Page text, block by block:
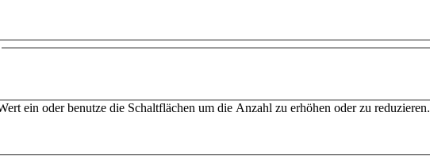
ein oder benutze die Schaltflächen um die Anzahl zu erhöhen oder zu reduzieren.